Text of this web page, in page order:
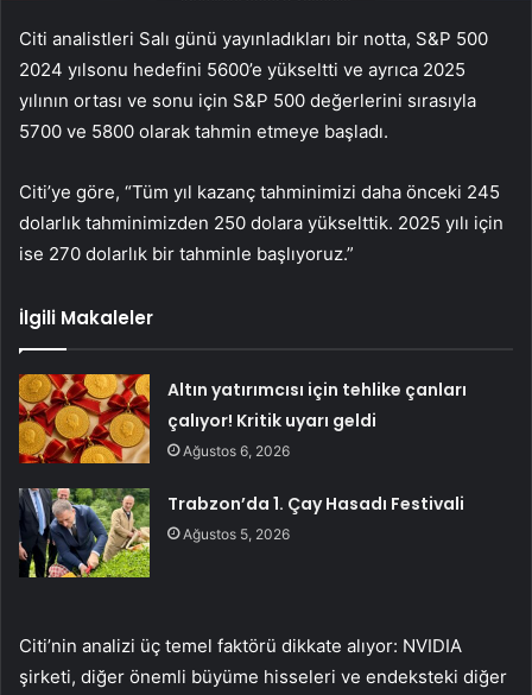
Citi analistleri Salı günü yayınladıkları bir notta, S&P 500
2024 yılsonu hedefini 5600’e yükseltti ve ayrıca 2025
yılının ortası ve sonu için S&P 500 değerlerini sırasıyla
5700 ve 5800 olarak tahmin etmeye başladı.
Citi’ye göre, “Tüm yıl kazanç tahminimizi daha önceki 245
dolarlık tahminimizden 250 dolara yükselttik. 2025 yılı için
ise 270 dolarlık bir tahminle başlıyoruz.”
İlgili Makaleler
Altın yatırımcısı için tehlike çanları
çalıyor! Kritik uyarı geldi
Ağustos 6, 2026
Trabzon’da 1. Çay Hasadı Festivali
Ağustos 5, 2026
Citi’nin analizi üç temel faktörü dikkate alıyor: NVIDIA
şirketi, diğer önemli büyüme hisseleri ve endeksteki diğer